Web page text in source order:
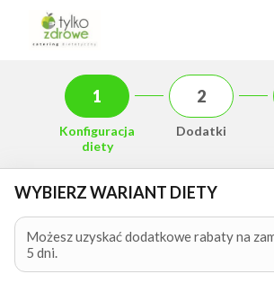
Konfiguracja
diety
Dodatki
WYBIERZ WARIANT DIETY
Możesz uzyskać dodatkowe rabaty na
5 dni.